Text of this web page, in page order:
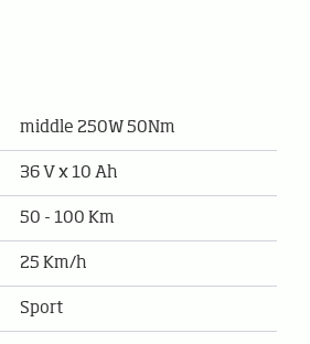
middle 250W 50Nm
36 V x 10 Ah
50 - 100 Km
25 Km/h
Sport